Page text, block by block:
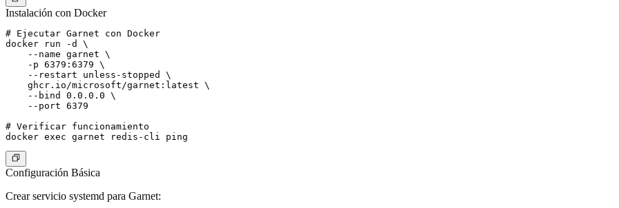
Instalación con Docker
# Ejecutar Garnet con Docker
docker run -d \
    --name garnet \
    -p 6379:6379 \
    --restart unless-stopped \
    ghcr.io/microsoft/garnet:latest \
    --bind 0.0.0.0 \
    --port 6379
# Verificar funcionamiento
Configuración Básica
Crear servicio systemd para Garnet: